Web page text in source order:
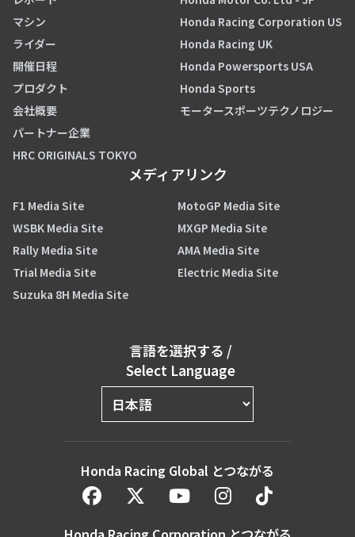
マシン
ライダー
開催日程
プロダクト
会社概要
パートナー企業
HRC ORIGINALS TOKYO
Honda Racing Corporation US
Honda Racing UK
Honda Powersports USA
Honda Sports
モータースポーツテクノロジー
メディアリンク
F1 Media Site
MotoGP Media Site
WSBK Media Site
MXGP Media Site
Rally Media Site
AMA Media Site
Trial Media Site
Electric Media Site
Suzuka 8H Media Site
言語を選択する /
Select Language
Honda Racing Global とつながる